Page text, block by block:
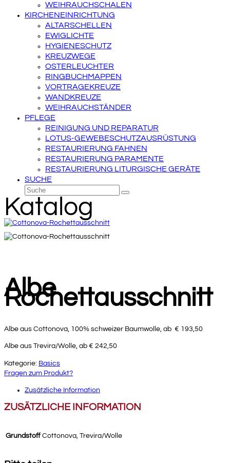
WEIHRAUCHSCHALEN
KIRCHENEINRICHTUNG
ALTARSCHELLEN
EWIGLICHTE
HYGIENESCHUTZ
KREUZWEGE
OSTERLEUCHTER
RINGBUCHMAPPEN
VORTRAGEKREUZE
WANDKREUZE
WEIHRAUCHSTÄNDER
PFLEGE
REINIGUNG UND REPARATUR
LOTUS-GEWEBESCHUTZAUSRÜSTUNG
RESTAURIERUNG FAHNEN
RESTAURIERUNG PARAMENTE
RESTAURIERUNG LITURGISCHE GERÄTE
SUCHE
Suche
Senden
Katalog
Albe
Rochettausschnitt
Albe aus Cottonova, 100% schweizer Baumwolle, ab € 193,50
Albe aus Trevira/Wolle, ab € 242,50
Kategorie: Basics
Fragen zum Produkt?
Zusätzliche Information
ZUSÄTZLICHE INFORMATION
Grundstoff Cottonova, Trevira/Wolle